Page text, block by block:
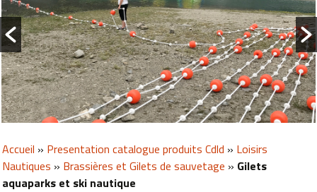
Accueil » Presentation catalogue produits Cdld » Loisirs
Nautiques » Brassières et Gilets de sauvetage » Gilets
aquaparks et ski nautique